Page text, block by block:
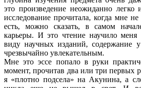
это произведение неожиданно легко
исследование прочитала, когда мне
есть, можно сказать, в самом
карьеры. И это чтение научило меня
виду научных изданий, содержание
чрезвычайно увлекательным.
Мне это эссе попало в руки
момент, прочитав два или три первых
я «плотно подсела» на Акунина, а